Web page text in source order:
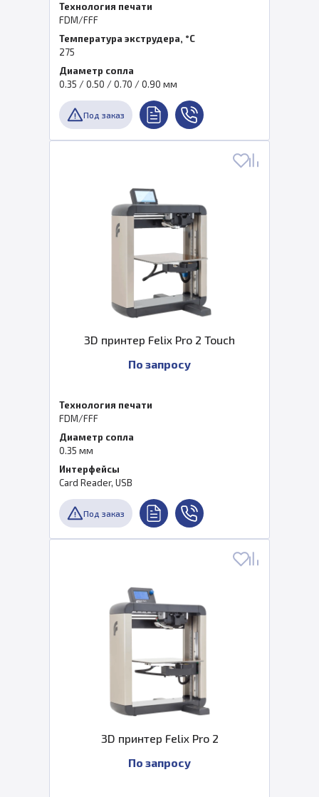
Технология печати
FDM/FFF
Температура экструдера, °C
275
Диаметр сопла
0.35 / 0.50 / 0.70 / 0.90 мм
Под заказ
3D принтер Felix Pro 2 Touch
По запросу
Технология печати
FDM/FFF
Диаметр сопла
0.35 мм
Интерфейсы
Card Reader, USB
Под заказ
3D принтер Felix Pro 2
По запросу